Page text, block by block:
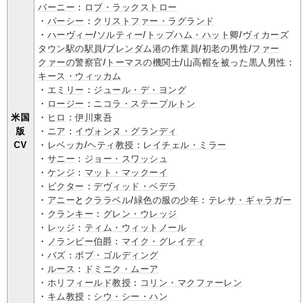
米国
版
CV
バーニー ： ロブ・ラックストロー
・ パーシー ： クリストファー・ラグランド
・ ハーヴィー/ ソルティー/ トップハム・ハット卿/ヴィカーズ
タウン駅の駅員 /ブレンダム港の作業員/初老の男性/ファー
クァーの警察官/ トーマスの機関士/山高帽を被った黒人男性 ：
キース・ウィッカム
・ エミリー ： ジュール・デ・ヨング
・ ロージー ： ニコラ・ステープルトン
・ ヒロ ：伊川東吾
・ ニア ： イヴォンヌ・グランディ
・ レベッカ /ヘティ教授 ： レイチェル・ミラー
・ サニー ： ジョー・スワッシュ
・ ケンジ ： マット・マックーイ
・ ビクター ：デヴィッド・ベデラ
・ アニー と クララベル/緑色の服の少年 ： テレサ・ギャラガー
・ クランキー ： グレン・ウレッジ
・ レッジ ： ティム・ウィットノール
・ ノランビー伯爵 ： マイク・グレイディ
・ バズ ：ボブ・ゴルディング
・ ルース ：
ドミニク・ムーア
・ ホリフィールド教授 ： コリン・マクファーレン
・ キム教授 ： シウ・シー・ハン